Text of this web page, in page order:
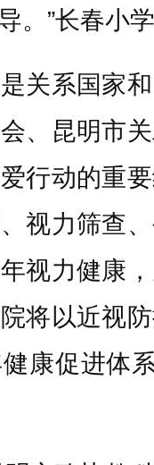
。”长春小
系国家和
、昆明市
行动的重
视力筛查
视力健康
将以近视
康促进体